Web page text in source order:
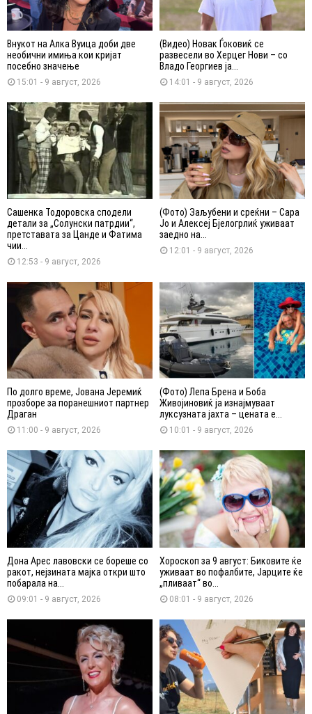
Внукот на Алка Вуица доби две
необични имиња кои кријат
посебно значење
15:01 - 9 август, 2026
(Видео) Новак Ѓоковиќ се
развесели во Херцег Нови – со
Владо Георгиев ја...
14:01 - 9 август, 2026
Сашенка Тодоровска сподели
детали за „Солунски патрдии“,
претставата за Цанде и Фатима
чии...
12:53 - 9 август, 2026
(Фото) Заљубени и среќни – Сара
Јо и Алексеј Бјелогрлиќ уживаат
заедно на...
12:01 - 9 август, 2026
По долго време, Јована Јеремиќ
прозборе за поранешниот партнер
Драган
11:00 - 9 август, 2026
(Фото) Лепа Брена и Боба
Живојиновиќ ја изнајмуваат
луксузната јахта – цената е...
10:01 - 9 август, 2026
Дона Арес лавовски се бореше со
ракот, нејзината мајка откри што
побарала на...
09:01 - 9 август, 2026
Хороскоп за 9 август: Биковите ќе
уживаат во пофалбите, Јарците ќе
„пливаат“ во...
08:01 - 9 август, 2026